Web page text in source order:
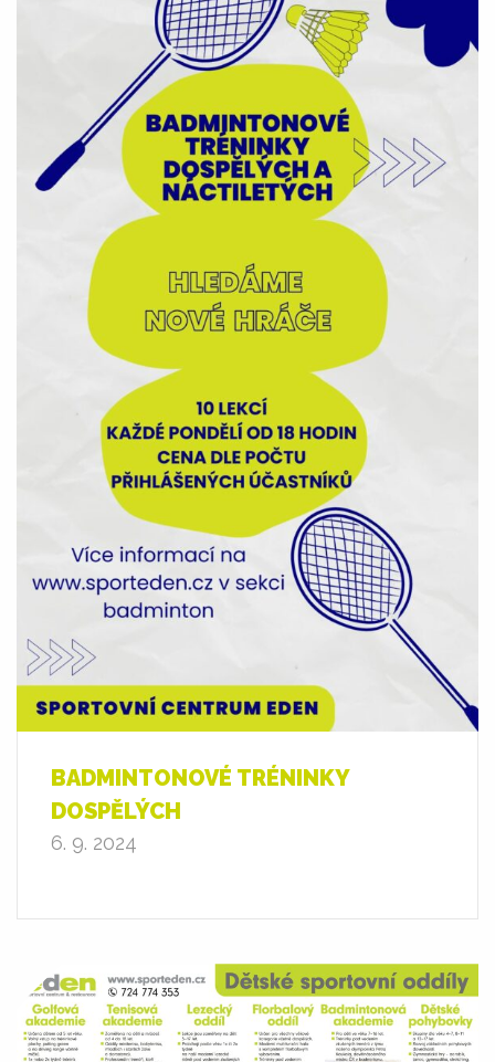
BADMINTONOVÉ TRÉNINKY
DOSPĚLÝCH
6. 9. 2024